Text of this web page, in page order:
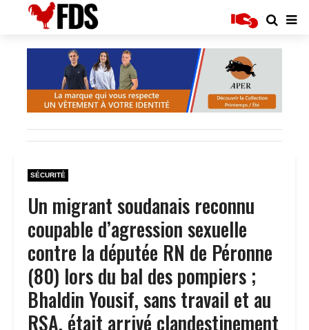
SÉCURITÉ
Un migrant soudanais reconnu
coupable d’agression sexuelle
contre la députée RN de Péronne
(80) lors du bal des pompiers ;
Bhaldin Yousif, sans travail et au
RSA, était arrivé clandestinement